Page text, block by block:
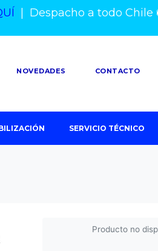
Despacho a todo Chile
NOVEDADES CONTACTO
SERVICIO TÉCNICO
Producto no